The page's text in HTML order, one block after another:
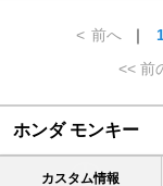
< 前へ ｜
<< 前
ホンダ モンキー
カスタム情報